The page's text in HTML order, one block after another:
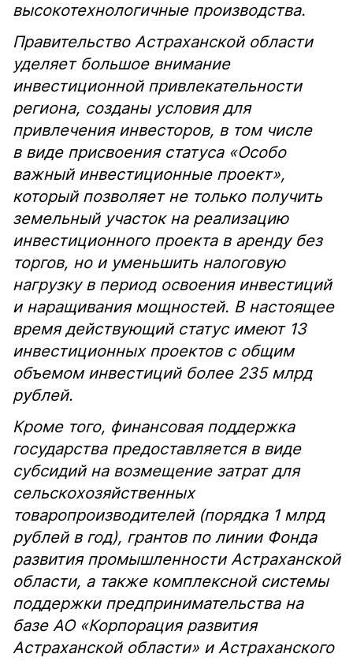
высокотехнологичные производства.
Правительство Астраханской области
уделяет большое внимание
инвестиционной привлекательности
региона, созданы условия для
привлечения инвесторов, в том числе
в виде присвоения статуса «Особо
важный инвестиционные проект»,
который позволяет не только получить
земельный участок на реализацию
инвестиционного проекта в аренду без
торгов, но и уменьшить налоговую
нагрузку в период освоения инвестиций
и наращивания мощностей. В настоящее
время действующий статус имеют 13
инвестиционных проектов с общим
объемом инвестиций более 235 млрд
рублей.
Кроме того, финансовая поддержка
государства предоставляется в виде
субсидий на возмещение затрат для
сельскохозяйственных
товаропроизводителей (порядка 1 млрд
рублей в год), грантов по линии Фонда
развития промышленности Астраханской
области, а также комплексной системы
поддержки предпринимательства на
базе АО «Корпорация развития
Астраханской области» и Астраханского